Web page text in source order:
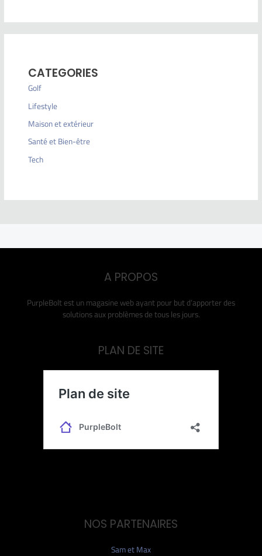
CATEGORIES
Golf
Lifestyle
Maison et extérieur
Santé et Bien-être
Tech
A PROPOS
PurpleBolt est un magasine web ayant pour but d’apporter des
solutions aux problèmes de tous les jours.
PLAN DE SITE
NOS PARTENAIRES
Sam et Max